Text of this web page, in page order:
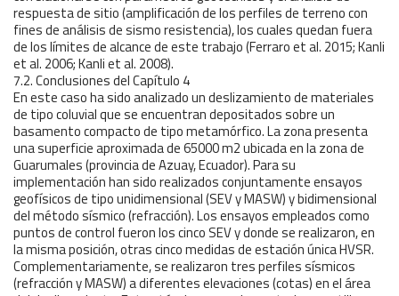
respuesta de sitio (amplificación de los perfiles de terreno con
fines de análisis de sismo resistencia), los cuales quedan fuera
de los límites de alcance de este trabajo (Ferraro et al. 2015; Kanli
et al. 2006; Kanli et al. 2008).
7.2. Conclusiones del Capítulo 4
En este caso ha sido analizado un deslizamiento de materiales
de tipo coluvial que se encuentran depositados sobre un
basamento compacto de tipo metamórfico. La zona presenta
una superficie aproximada de 65000 m2 ubicada en la zona de
Guarumales (provincia de Azuay, Ecuador). Para su
implementación han sido realizados conjuntamente ensayos
geofísicos de tipo unidimensional (SEV y MASW) y bidimensional
del método sísmico (refracción). Los ensayos empleados como
puntos de control fueron los cinco SEV y donde se realizaron, en
la misma posición, otras cinco medidas de estación única HVSR.
Complementariamente, se realizaron tres perfiles sísmicos
(refracción y MASW) a diferentes elevaciones (cotas) en el área